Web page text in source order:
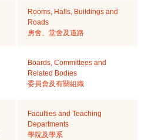
Rooms, Halls, Buildings and
Roads
房舍、堂舍及道路
Boards, Committees and
Related Bodies
委員會及有關組織
Faculties and Teaching
Departments
學院及學系